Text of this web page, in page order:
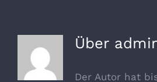
Über
Der Autor hat